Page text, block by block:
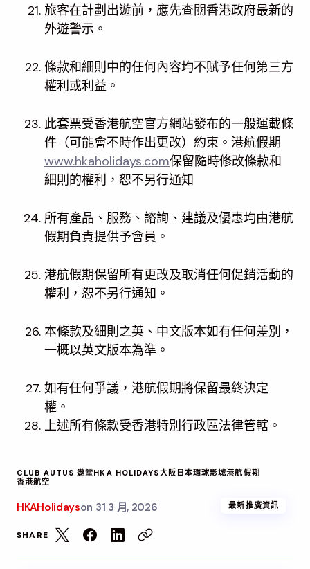
旅客在計劃出遊前，應先查閱香港政府最新的
外遊警示。
條款和細則中的任何內容均不賦予任何第三方
權利或利益。
此套票受香港航空官方網站發布的一般運載條
件（可能會不時作出更改）約束。港航假期
www.hkaholidays.com保留隨時修改條款和
細則的權利，恕不另行通知
所有產品、服務、諮詢、建議及優惠均由港航
假期負責提供予會員。
港航假期保留所有更改及取消任何促銷活動的
權利，恕不另行通知。
本條款及細則之英、中文版本如有任何差別，
一概以英文版本為準。
如有任何爭議，港航假期將保留最終決定
權。
上述所有條款受香港特別行政區法律管轄。
CLUB AUTUS 遨堂HKA HOLIDAYS大阪 日本環球影城港航假期
香港航空
HKAHolidayson 31 3 月, 2026 最新推廣資訊
SHARE